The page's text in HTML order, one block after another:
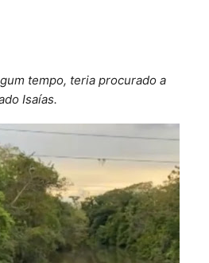
tempo, teria procurado a
Isaías.